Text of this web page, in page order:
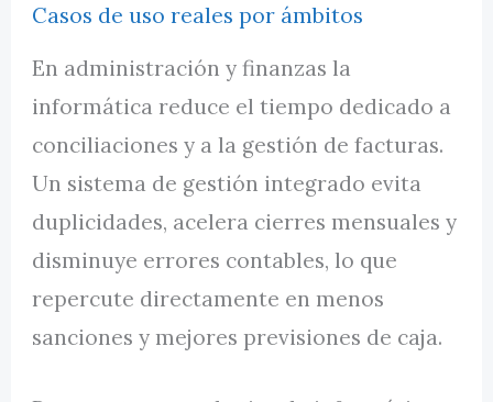
Casos de uso reales por ámbitos
En administración y finanzas la
informática reduce el tiempo dedicado a
conciliaciones y a la gestión de facturas.
Un sistema de gestión integrado evita
duplicidades, acelera cierres mensuales y
disminuye errores contables, lo que
repercute directamente en menos
sanciones y mejores previsiones de caja.